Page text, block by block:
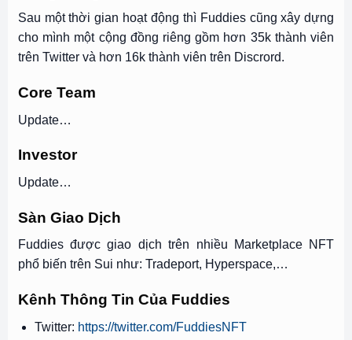
Sau một thời gian hoạt động thì Fuddies cũng xây dựng
cho mình một cộng đồng riêng gồm hơn 35k thành viên
trên Twitter và hơn 16k thành viên trên Discrord.
Core Team
Update…
Investor
Update…
Sàn Giao Dịch
Fuddies được giao dịch trên nhiều Marketplace NFT
phổ biến trên Sui như: Tradeport, Hyperspace,…
Kênh Thông Tin Của Fuddies
Twitter: https://twitter.com/FuddiesNFT